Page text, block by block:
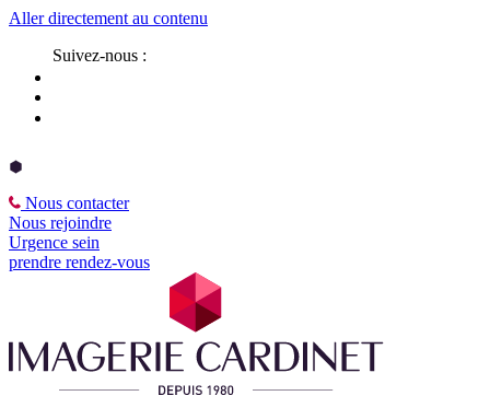
Aller directement au contenu
Suivez-nous :
Nous contacter
Nous rejoindre
Urgence sein
prendre rendez-vous